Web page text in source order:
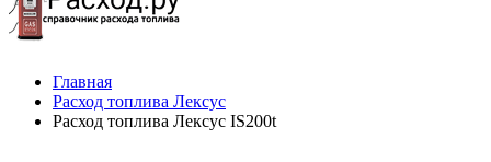
Главная
Расход топлива Лексус
Расход топлива Лексус IS200t